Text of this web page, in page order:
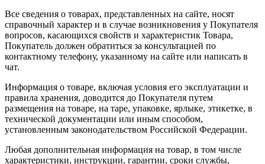
Все сведения о товарах, представленных на сайте, носят
справочный характер и в случае возникновения у Покупателя
вопросов, касающихся свойств и характеристик Товара,
Покупатель должен обратиться за консультацией по
контактному телефону, указанному на сайте или написать в
чат.
Информация о товаре, включая условия его эксплуатации и
правила хранения, доводится до Покупателя путем
размещения на товаре, на таре, упаковке, ярлыке, этикетке, в
технической документации или иным способом,
установленным законодательством Российской Федерации.
Любая дополнительная информация на товар, в том числе
характеристики, инструкции, гарантии, сроки службы,